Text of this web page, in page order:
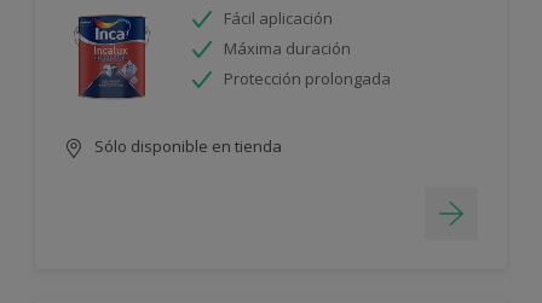
Fácil aplicación
Máxima duración
Protección prolongada
Sólo disponible en tienda